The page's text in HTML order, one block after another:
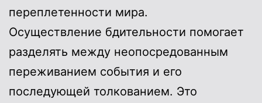
переплетенности мира.
Осуществление бдительности помогает
разделять между неопосредованным
переживанием события и его
последующей толкованием. Это